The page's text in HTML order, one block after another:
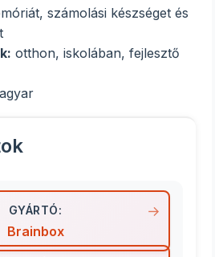
számolási készséget és
otthon, iskolában, fejlesztő
GYÁRTÓ:
Brainbox